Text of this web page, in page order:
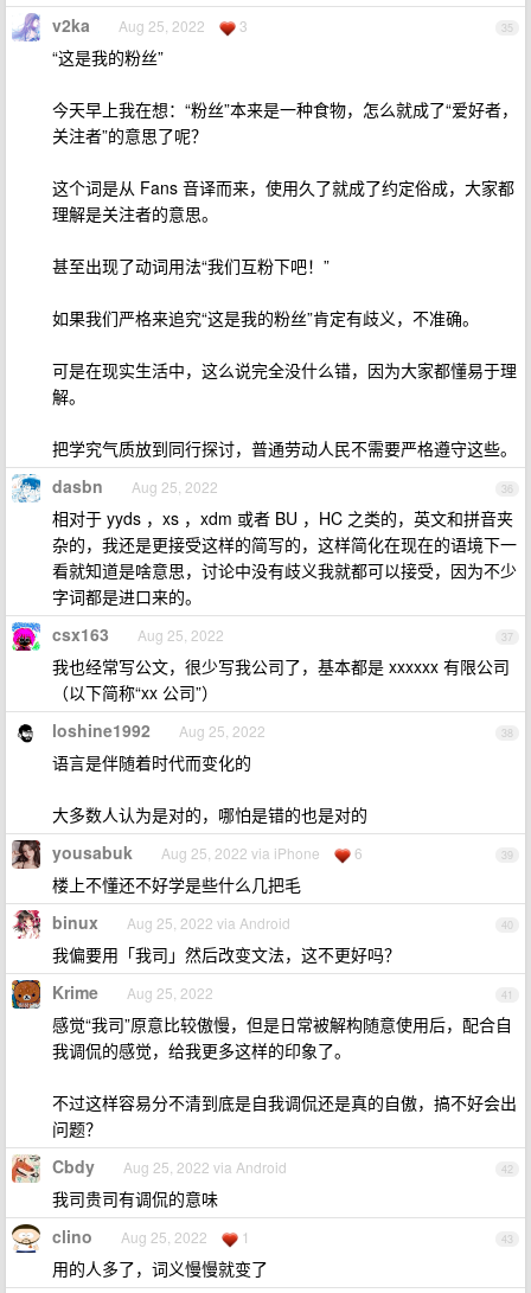
35
v2ka Aug 25, 2022 3
“这是我的粉丝”
今天早上我在想：“粉丝”本来是一种食物，怎么就成了“爱好者，
关注者”的意思了呢？
这个词是从 Fans 音译而来，使用久了就成了约定俗成，大家都
理解是关注者的意思。
甚至出现了动词用法“我们互粉下吧！”
如果我们严格来追究“这是我的粉丝”肯定有歧义，不准确。
可是在现实生活中，这么说完全没什么错，因为大家都懂易于理
解。
把学究气质放到同行探讨，普通劳动人民不需要严格遵守这些。
36
dasbn Aug 25, 2022
相对于 yyds ，xs ，xdm 或者 BU ，HC 之类的，英文和拼音夹
杂的，我还是更接受这样的简写的，这样简化在现在的语境下一
看就知道是啥意思，讨论中没有歧义我就都可以接受，因为不少
字词都是进口来的。
37
csx163 Aug 25, 2022
我也经常写公文，很少写我公司了，基本都是 xxxxxx 有限公司
（以下简称“xx 公司”）
38
loshine1992 Aug 25, 2022
语言是伴随着时代而变化的
大多数人认为是对的，哪怕是错的也是对的
39
yousabuk Aug 25, 2022 via iPhone 6
楼上不懂还不好学是些什么几把毛
40
binux Aug 25, 2022 via Android
我偏要用「我司」然后改变文法，这不更好吗？
41
Krime Aug 25, 2022
感觉“我司”原意比较傲慢，但是日常被解构随意使用后，配合自
我调侃的感觉，给我更多这样的印象了。
不过这样容易分不清到底是自我调侃还是真的自傲，搞不好会出
问题？
42
Cbdy Aug 25, 2022 via Android
我司贵司有调侃的意味
43
clino Aug 25, 2022 1
用的人多了，词义慢慢就变了